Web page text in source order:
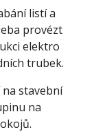
listí a
provézt
elektro
trubek.
stavební
na